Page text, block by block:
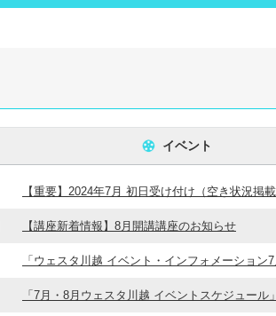
イベント
【重要】2024年7月 初日受け付け（空き状況掲載
【講座新着情報】8月開講講座のお知らせ
「ウェスタ川越 イベント・インフォメーション
「7月・8月ウェスタ川越 イベントスケジュール